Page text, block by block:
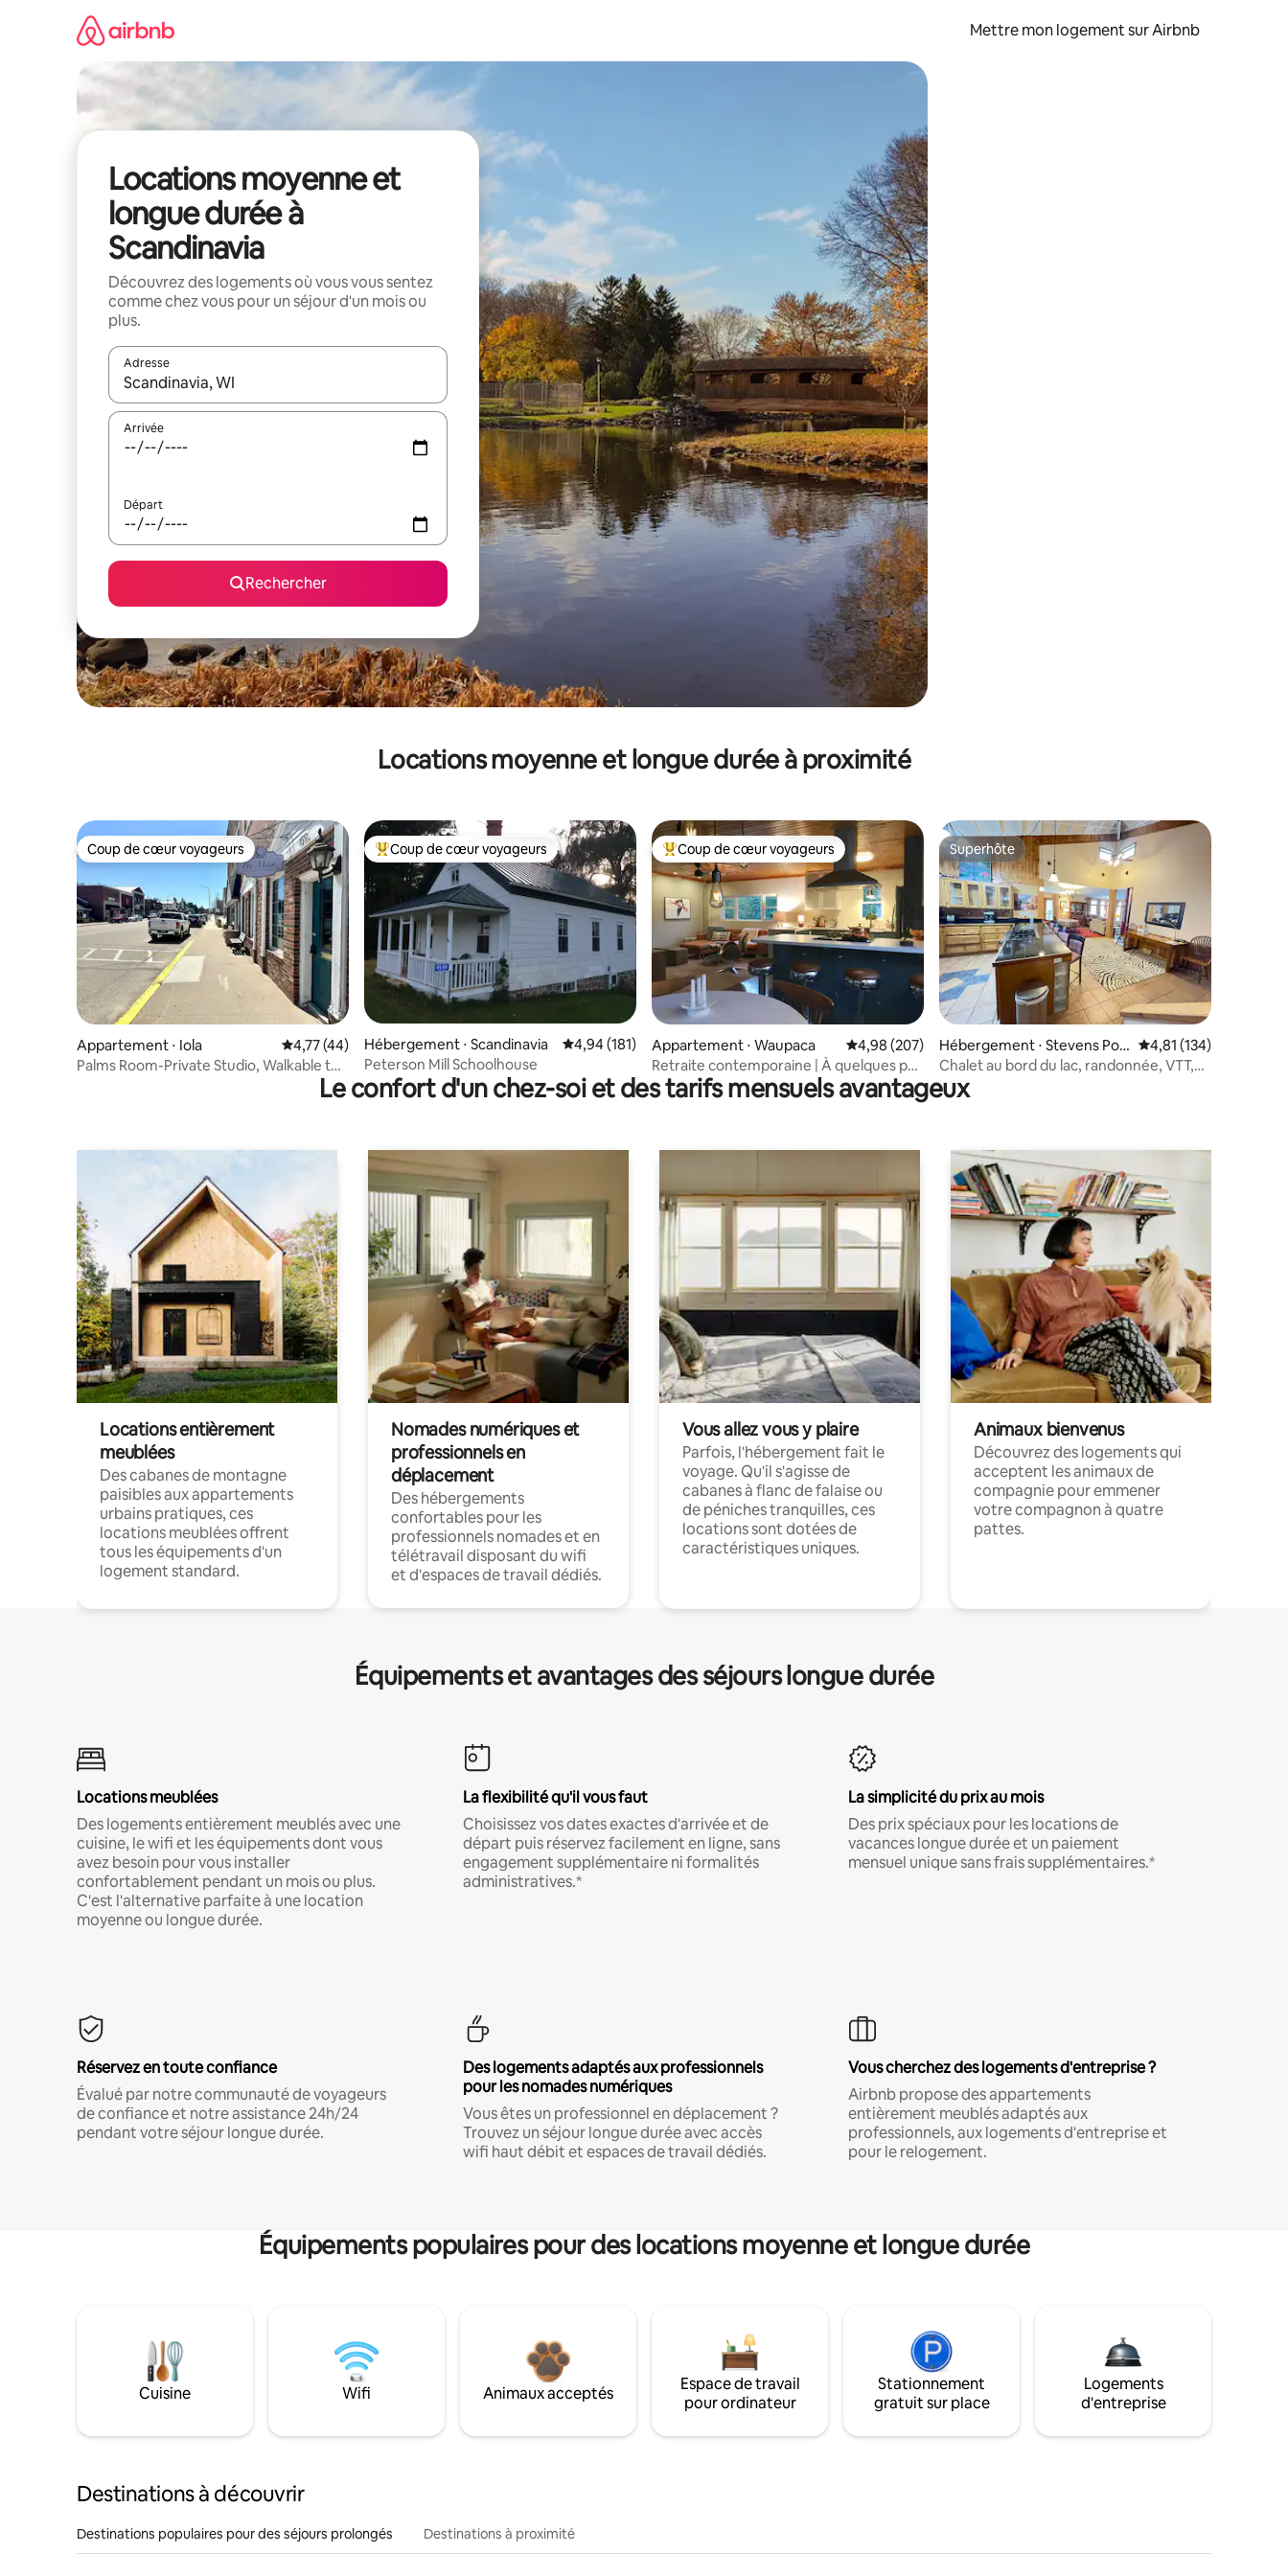
Mettre mon logement sur Airbnb
Locations moyenne et
longue durée à
Scandinavia
Découvrez des logements où vous vous sentez
comme chez vous pour un séjour d'un mois ou
plus.
Adresse
Lorsque les résultats s'affichent, utilisez les flèches vers le haut et vers le bas pour les parcourir ou en appuyant et en faisant glisser.
Arrivée
Départ
Rechercher
Locations moyenne et longue durée à proximité
Coup de cœur voyageurs
Coup de cœur voyageurs
Appartement ⋅ Iola Évaluation moyenne sur la base de 44 commentaires : 4,77 sur 5
4,77 (44)
Palms Room-Private Studio, Walkable to
Coups de cœur voyageurs les plus appréciés
Coup de cœur voyageurs
Hébergement ⋅ Scandinavia Évaluation moyenne sur la base de 181 commentaires : 4,94 sur 5
4,94 (181)
Peterson Mill Schoolhouse
Coups de cœur voyageurs les plus appréciés
Coup de cœur voyageurs
Appartement ⋅ Waupaca Évaluation moyenne sur la base de 207 commentaires : 4,98 sur 5
4,98 (207)
Retraite contemporaine | À quelques pas
de Chain O' Lakes
Superhôte
Superhôte
Hébergement ⋅ Stevens Poin
t
Évaluation moyenne
4,81 (134)
Chalet au bord du lac, randonnée, VTT,
frisbee golf à 1,6 km
Le confort d'un chez-soi et des tarifs mensuels avantageux
Locations entièrement
meublées
Des cabanes de montagne
paisibles aux appartements
urbains pratiques, ces
locations meublées offrent
tous les équipements d'un
logement standard.
Nomades numériques et
professionnels en
déplacement
Des hébergements
confortables pour les
professionnels nomades et en
télétravail disposant du wifi
et d'espaces de travail dédiés.
Vous allez vous y plaire
Parfois, l'hébergement fait le
voyage. Qu'il s'agisse de
cabanes à flanc de falaise ou
de péniches tranquilles, ces
locations sont dotées de
caractéristiques uniques.
Animaux bienvenus
Découvrez des logements qui
acceptent les animaux de
compagnie pour emmener
votre compagnon à quatre
pattes.
Équipements et avantages des séjours longue durée
Locations meublées
Des logements entièrement meublés avec une
cuisine, le wifi et les équipements dont vous
avez besoin pour vous installer
confortablement pendant un mois ou plus.
C'est l'alternative parfaite à une location
moyenne ou longue durée.
La flexibilité qu'il vous faut
Choisissez vos dates exactes d'arrivée et de
départ puis réservez facilement en ligne, sans
engagement supplémentaire ni formalités
administratives.*
La simplicité du prix au mois
Des prix spéciaux pour les locations de
vacances longue durée et un paiement
mensuel unique sans frais supplémentaires.*
Réservez en toute confiance
Évalué par notre communauté de voyageurs
de confiance et notre assistance 24h/24
pendant votre séjour longue durée.
Des logements adaptés aux professionnels
pour les nomades numériques
Vous êtes un professionnel en déplacement ?
Trouvez un séjour longue durée avec accès
wifi haut débit et espaces de travail dédiés.
Vous cherchez des logements d'entreprise ?
Airbnb propose des appartements
entièrement meublés adaptés aux
professionnels, aux logements d'entreprise et
pour le relogement.
Équipements populaires pour des locations moyenne et longue durée
Cuisine Wifi Animaux acceptés
Espace de travail
pour ordinateur
Stationnement
gratuit sur place
Logements
d'entreprise
Destinations à découvrir
Destinations populaires pour des séjours prolongés Destinations à proximité